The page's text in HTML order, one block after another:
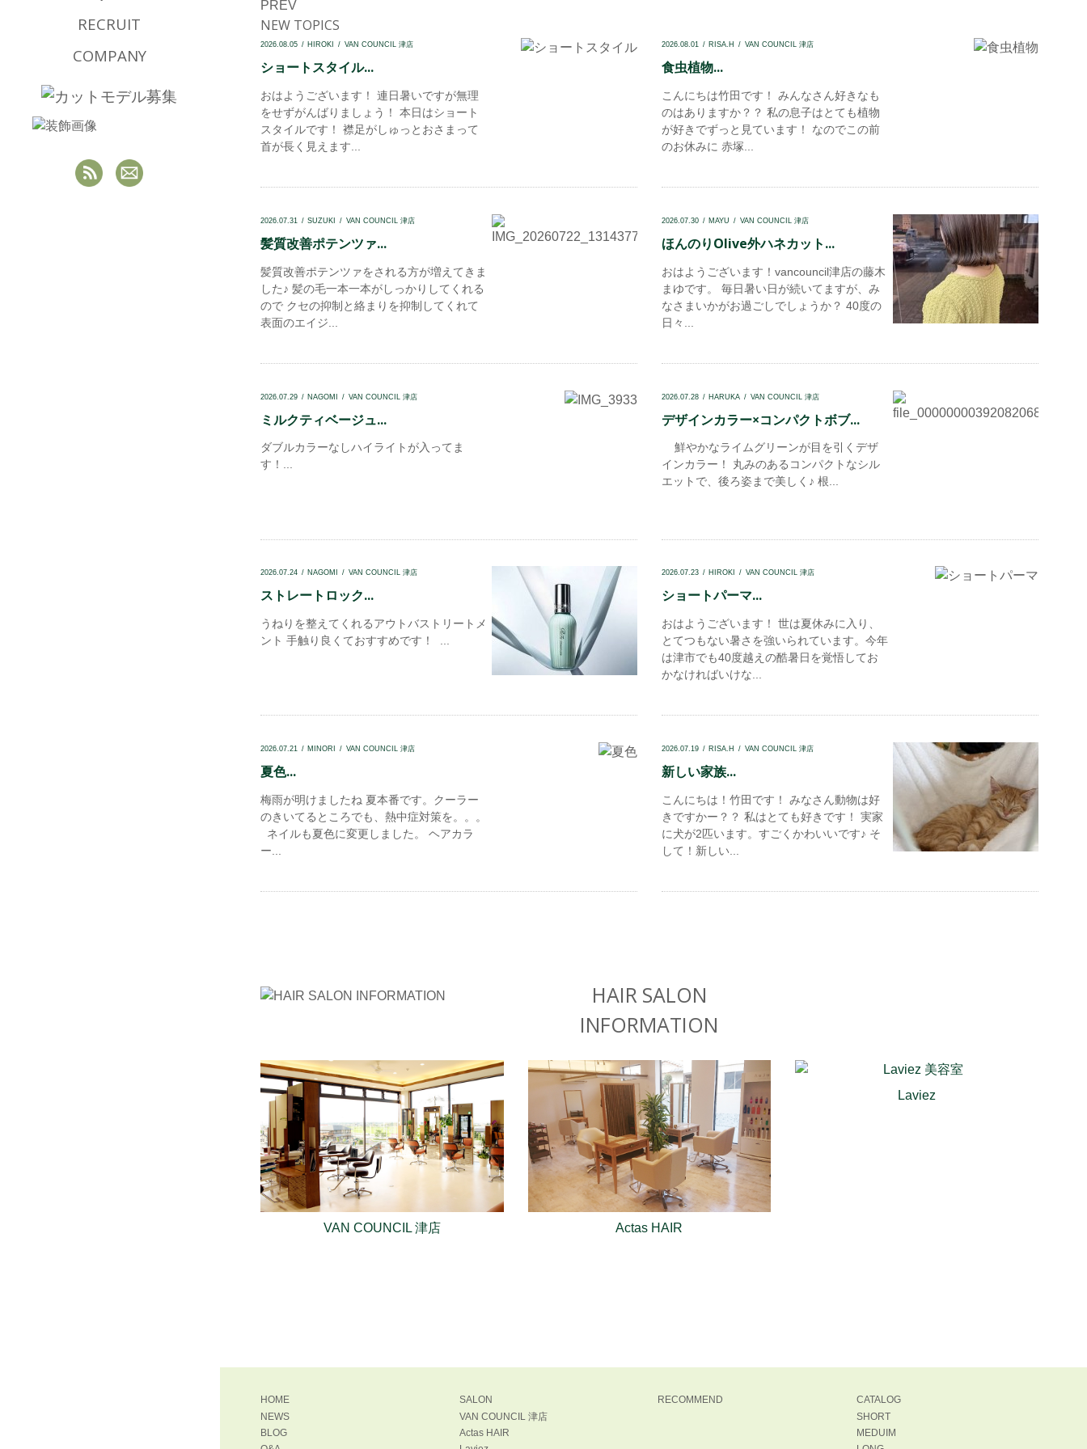
PREV
NEW TOPICS
2026.08.05 HIROKI VAN COUNCIL 津店
ショートスタイル...
おはようございます！ 連日暑いですが無理
をせずがんばりましょう！ 本日はショート
スタイルです！ 襟足がしゅっとおさまって
首が長く見えます...
2026.08.01 RISA.H VAN COUNCIL 津店
食虫植物...
こんにちは竹田です！ みんなさん好きなも
のはありますか？？ 私の息子はとても植物
が好きでずっと見ています！ なのでこの前
のお休みに 赤塚...
2026.07.31 SUZUKI VAN COUNCIL 津店
髪質改善ポテンツァ...
髪質改善ポテンツァをされる方が増えてきま
した♪ 髪の毛一本一本がしっかりしてくれる
ので クセの抑制と絡まりを抑制してくれて
表面のエイジ...
2026.07.30 MAYU VAN COUNCIL 津店
ほんのりOlive外ハネカット...
おはようございます！vancouncil津店の藤木
まゆです。 毎日暑い日が続いてますが、み
なさまいかがお過ごしでしょうか？ 40度の
日々...
2026.07.29 NAGOMI VAN COUNCIL 津店
ミルクティベージュ...
ダブルカラーなしハイライトが入ってま
す！...
2026.07.28 HARUKA VAN COUNCIL 津店
デザインカラー×コンパクトボブ...
鮮やかなライムグリーンが目を引くデザ
インカラー！ 丸みのあるコンパクトなシル
エットで、後ろ姿まで美しく♪ 根...
2026.07.24 NAGOMI VAN COUNCIL 津店
ストレートロック...
うねりを整えてくれるアウトバストリートメ
ント 手触り良くておすすめです！ ...
2026.07.23 HIROKI VAN COUNCIL 津店
ショートパーマ...
おはようございます！ 世は夏休みに入り、
とてつもない暑さを強いられています。今年
は津市でも40度越えの酷暑日を覚悟してお
かなければいけな...
2026.07.21 MINORI VAN COUNCIL 津店
夏色...
梅雨が明けましたね 夏本番です。クーラー
のきいてるところでも、熱中症対策を。。。
ネイルも夏色に変更しました。 ヘアカラ
ー...
2026.07.19 RISA.H VAN COUNCIL 津店
新しい家族...
こんにちは！竹田です！ みなさん動物は好
きですかー？？ 私はとても好きです！ 実家
に犬が2匹います。すごくかわいいです♪ そ
して！新しい...
HAIR SALON
INFORMATION
VAN COUNCIL 津店 Actas HAIR
Laviez
RECRUIT
COMPANY
HOME
NEWS
BLOG
SALON
VAN COUNCIL 津店
Actas HAIR
RECOMMEND
CATALOG
SHORT
MEDUIM